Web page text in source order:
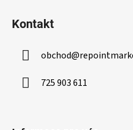
Kontakt
obchod@
725 903 611